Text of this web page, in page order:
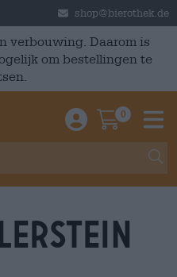
shop@bierothek.de
verbouwing. Daarom is
om bestellingen te
Einloggen /
0